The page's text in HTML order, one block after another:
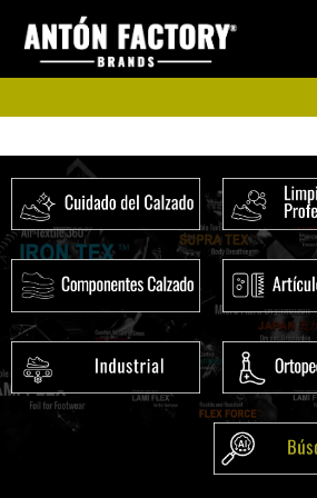
contenido